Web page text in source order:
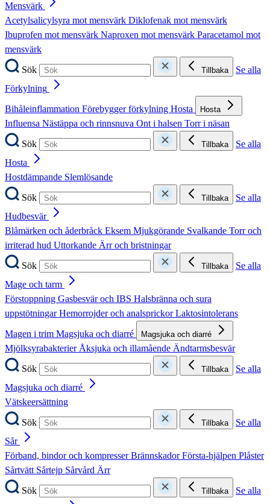
Mensvärk
Acetylsalicylsyra mot mensvärk Diklofenak mot mensvärk
Ibuprofen mot mensvärk Naproxen mot mensvärk Paracetamol mot
mensvärk
Sök
Tillbaka
Se alla
Förkylning
Bihåleinflammation Förebygger förkylning Hosta Hosta
Influensa Nästäppa och rinnsnuva Ont i halsen Torr i näsan
Sök
Tillbaka
Se alla
Hosta
Hostdämpande Slemlösande
Sök
Tillbaka
Se alla
Hudbesvär
Blåmärken och åderbråck Eksem Mjukgörande Svalkande Torr och
irriterad hud Uttorkande Ärr och bristningar
Sök
Tillbaka
Se alla
Mage och tarm
Förstoppning Gasbesvär och IBS Halsbränna och sura
uppstötningarHemorrojder och analsprickorLaktosintolerans
Magen i trim Magsjuka och diarré Magsjuka och diarré
MjölksyrabakterierÅksjuka och illamående Ändtarmsbesvär
Sök
Tillbaka
Se alla
Magsjuka och diarré
Vätskeersättning
Sök
Tillbaka
Se alla
Sår
Förband, bindor och kompresserBrännskadorFörsta-hjälpen Plåster
Sårtvätt Sårtejp Sårvård Ärr
Sök
Tillbaka Se alla